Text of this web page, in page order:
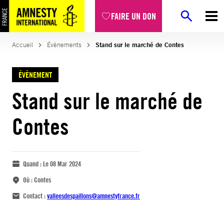
FAIRE UN DON
Accueil Évènements Stand sur le marché de Contes
ÉVÈNEMENT
Stand sur le marché de
Contes
Quand :Le 08 Mar 2024
Où :Contes
Contact :valleesdespaillons@amnestyfrance.fr